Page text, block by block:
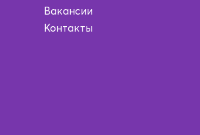
Вакансии
Контакты